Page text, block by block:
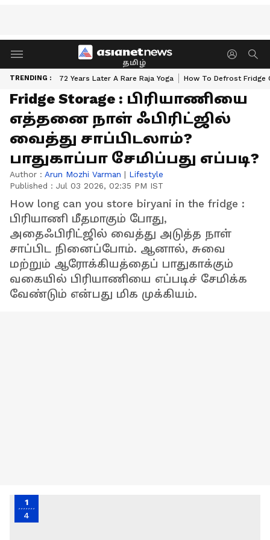
தமிழ்
TRENDING : 72 Years Later A Rare Raja Yoga How To Defrost Fridge
Fridge Storage : பிரியாணியை
எத்தனை நாள் ஃபிரிட்ஜில்
வைத்து சாப்பிடலாம்?
பாதுகாப்பா சேமிப்பது எப்படி?
Author : Arun Mozhi Varman | Lifestyle
Published : Jul 03 2026, 02:35 PM IST
How long can you store biryani in the fridge :
பிரியாணி மீதமாகும் போது,
அதைஃபிரிட்ஜில் வைத்து அடுத்த நாள்
சாப்பிட நினைப்போம். ஆனால், சுவை
மற்றும் ஆரோக்கியத்தைப் பாதுகாக்கும்
வகையில் பிரியாணியை எப்படிச் சேமிக்க
வேண்டும் என்பது மிக முக்கியம்.
1
4